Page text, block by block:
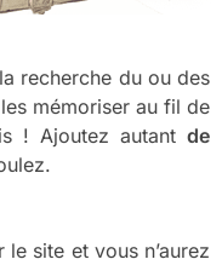
recherche du ou des
mémoriser au fil de
! Ajoutez autant de
site et vous n’aurez